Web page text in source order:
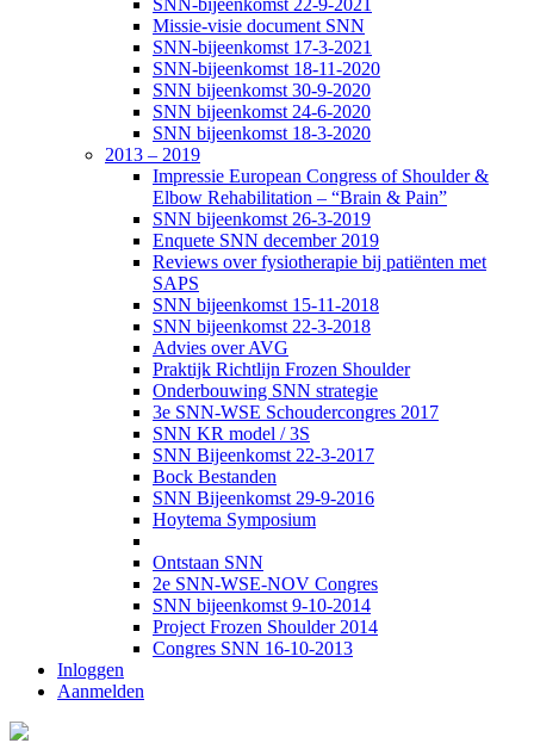
SNN-bijeenkomst 22-9-2021
Missie-visie document SNN
SNN-bijeenkomst 17-3-2021
SNN-bijeenkomst 18-11-2020
SNN bijeenkomst 30-9-2020
SNN bijeenkomst 24-6-2020
SNN bijeenkomst 18-3-2020
2013 – 2019
Impressie European Congress of Shoulder &
Elbow Rehabilitation – “Brain & Pain”
SNN bijeenkomst 26-3-2019
Enquete SNN december 2019
Reviews over fysiotherapie bij patiënten met
SAPS
SNN bijeenkomst 15-11-2018
SNN bijeenkomst 22-3-2018
Advies over AVG
Praktijk Richtlijn Frozen Shoulder
Onderbouwing SNN strategie
3e SNN-WSE Schoudercongres 2017
SNN KR model / 3S
SNN Bijeenkomst 22-3-2017
Bock Bestanden
SNN Bijeenkomst 29-9-2016
Hoytema Symposium
Ontstaan SNN
2e SNN-WSE-NOV Congres
SNN bijeenkomst 9-10-2014
Project Frozen Shoulder 2014
Congres SNN 16-10-2013
Inloggen
Aanmelden